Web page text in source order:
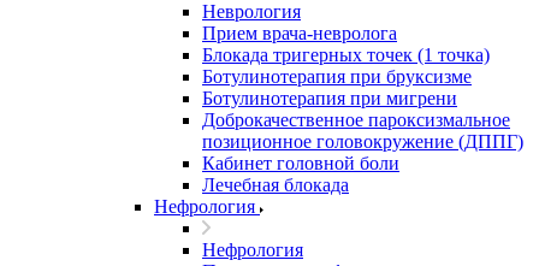
Неврология
Прием врача-невролога
Блокада тригерных точек (1 точка)
Ботулинотерапия при бруксизме
Ботулинотерапия при мигрени
Доброкачественное пароксизмальное
позиционное головокружение (ДППГ)
Кабинет головной боли
Лечебная блокада
Нефрология
Нефрология